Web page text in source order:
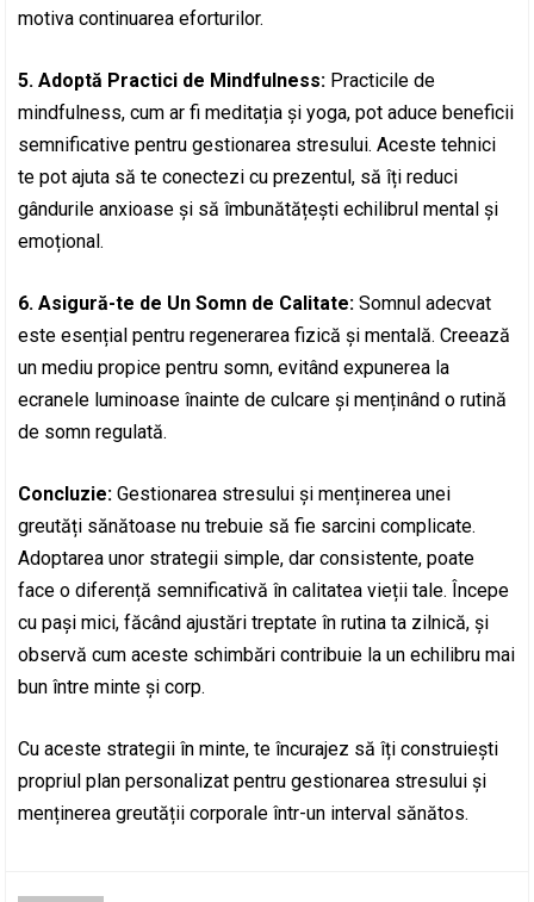
motiva continuarea eforturilor.
5. Adoptă Practici de Mindfulness: Practicile de
mindfulness, cum ar fi meditația și yoga, pot aduce beneficii
semnificative pentru gestionarea stresului. Aceste tehnici
te pot ajuta să te conectezi cu prezentul, să îți reduci
gândurile anxioase și să îmbunătățești echilibrul mental și
emoțional.
6. Asigură-te de Un Somn de Calitate: Somnul adecvat
este esențial pentru regenerarea fizică și mentală. Creează
un mediu propice pentru somn, evitând expunerea la
ecranele luminoase înainte de culcare și menținând o rutină
de somn regulată.
Concluzie: Gestionarea stresului și menținerea unei
greutăți sănătoase nu trebuie să fie sarcini complicate.
Adoptarea unor strategii simple, dar consistente, poate
face o diferență semnificativă în calitatea vieții tale. Începe
cu pași mici, făcând ajustări treptate în rutina ta zilnică, și
observă cum aceste schimbări contribuie la un echilibru mai
bun între minte și corp.
Cu aceste strategii în minte, te încurajez să îți construiești
propriul plan personalizat pentru gestionarea stresului și
menținerea greutății corporale într-un interval sănătos.